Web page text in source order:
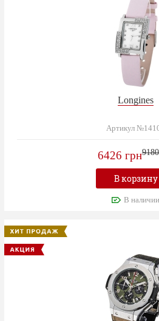
Longines
Артикул
6426 грн
В корзину
В наличии